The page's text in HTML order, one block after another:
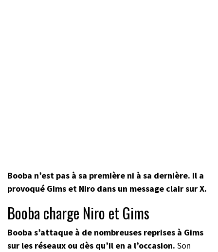
Booba n’est pas à sa première ni à sa dernière. Il a
provoqué Gims et Niro dans un message clair sur X.
Booba charge Niro et Gims
Booba s’attaque à de nombreuses reprises à Gims
sur les réseaux ou dès qu’il en a l’occasion. Son